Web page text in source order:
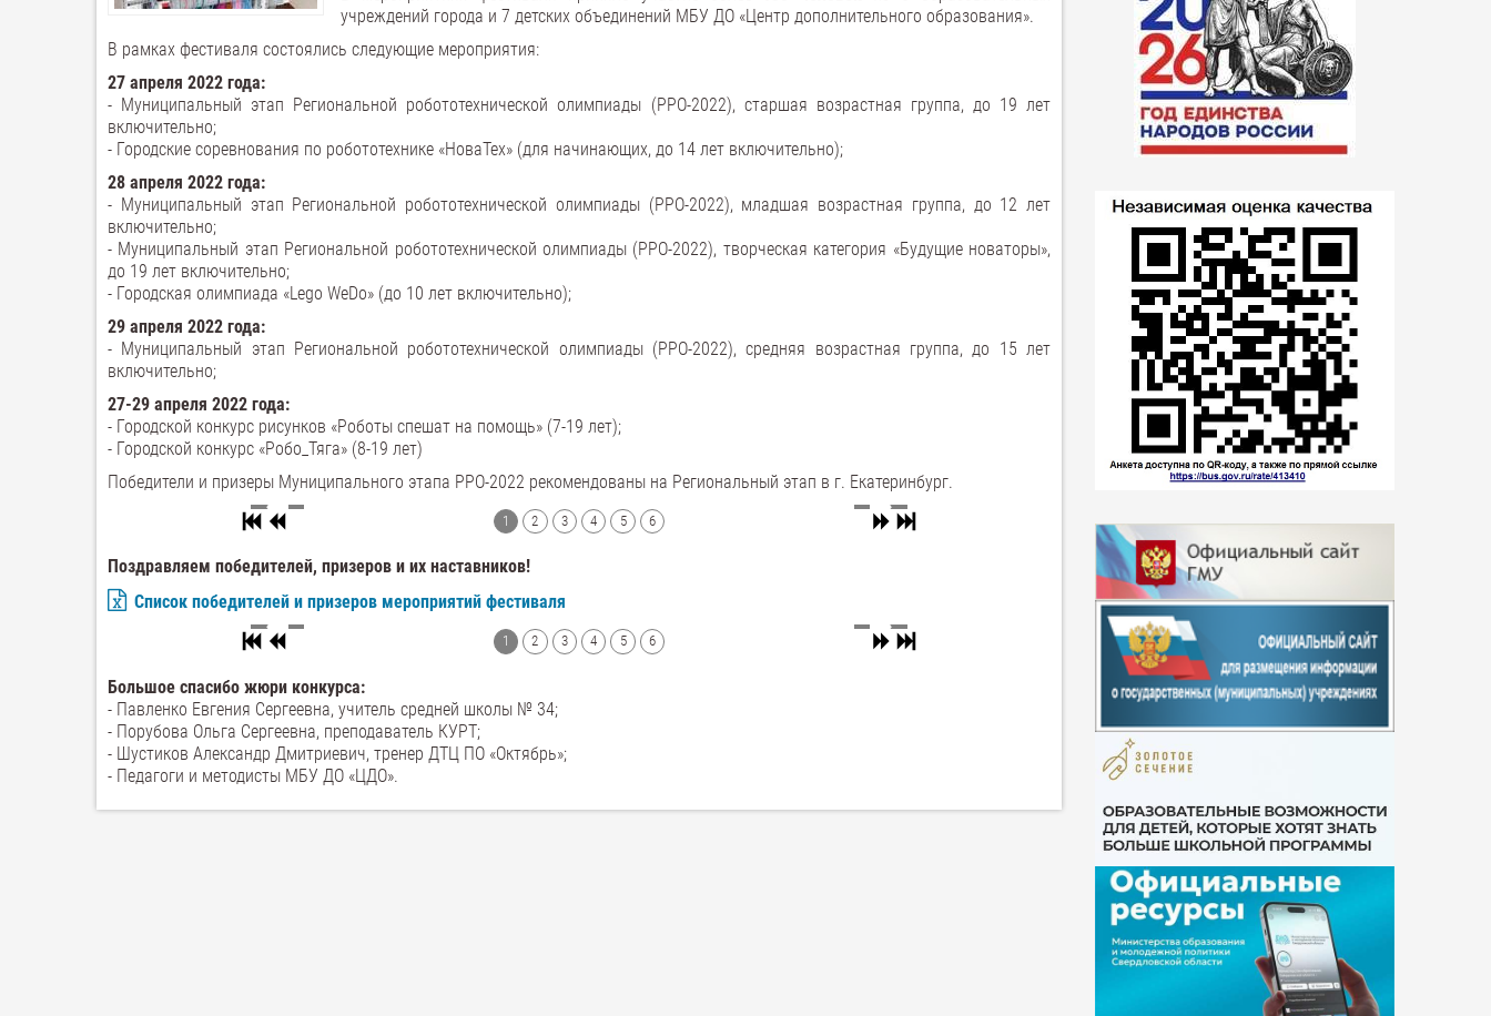
учреждений города и 7 детских объединений МБУ ДО «Центр дополнительного образования».
В рамках фестиваля состоялись следующие мероприятия:
27 апреля 2022 года:
- Муниципальный этап Региональной робототехнической олимпиады (РРО-2022), старшая возрастная группа, до 19 лет
включительно;
- Городские соревнования по робототехнике «НоваТех» (для начинающих, до 14 лет включительно);
28 апреля 2022 года:
- Муниципальный этап Региональной робототехнической олимпиады (РРО-2022), младшая возрастная группа, до 12 лет
включительно;
- Муниципальный этап Региональной робототехнической олимпиады (РРО-2022), творческая категория «Будущие новаторы»,
до 19 лет включительно;
- Городская олимпиада «Lego WeDo» (до 10 лет включительно);
29 апреля 2022 года:
- Муниципальный этап Региональной робототехнической олимпиады (РРО-2022), средняя возрастная группа, до 15 лет
включительно;
27-29 апреля 2022 года:
- Городской конкурс рисунков «Роботы спешат на помощь» (7-19 лет);
- Городской конкурс «Робо_Тяга» (8-19 лет)
Победители и призеры Муниципального этапа РРО-2022 рекомендованы на Региональный этап в г. Екатеринбург.
1 2 3 4 5 6
Поздравляем победителей, призеров и их наставников!
Список победителей и призеров мероприятий фестиваля
1 2 3 4 5 6
Большое спасибо жюри конкурса:
- Павленко Евгения Сергеевна, учитель средней школы № 34;
- Порубова Ольга Сергеевна, преподаватель КУРТ;
- Шустиков Александр Дмитриевич, тренер ДТЦ ПО «Октябрь»;
- Педагоги и методисты МБУ ДО «ЦДО».